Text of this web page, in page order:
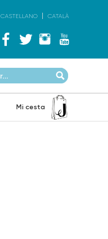
CASTELLANO CATALÀ
Mi cesta